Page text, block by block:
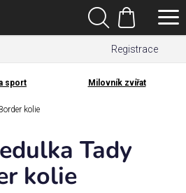
Registrace
Hledat
Nákupní
košík
sport Milovník zvířat
kolie
Tady
kolie